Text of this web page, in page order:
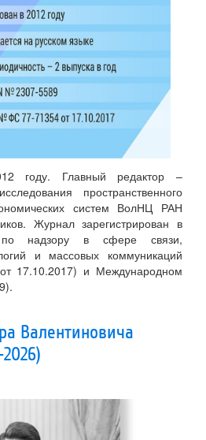
году. Главный редактор –
пространственного
систем ВолНЦ РАН
Журнал зарегистрирован в
по надзору в сфере связи,
и массовых коммуникаций
и Международном
Валентиновича